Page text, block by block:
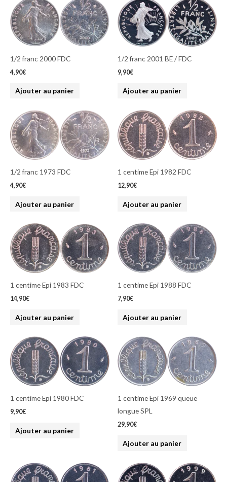
1/2 franc 2000 FDC
4,90€
Ajouter au panier
1/2 franc 2001 BE / FDC
9,90€
Ajouter au panier
1/2 franc 1973 FDC
4,90€
Ajouter au panier
1 centime Epi 1982 FDC
12,90€
Ajouter au panier
1 centime Epi 1983 FDC
14,90€
Ajouter au panier
1 centime Epi 1988 FDC
7,90€
Ajouter au panier
1 centime Epi 1980 FDC
9,90€
Ajouter au panier
1 centime Epi 1969 queue
longue SPL
29,90€
Ajouter au panier